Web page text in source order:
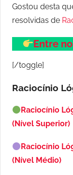
Gostou desta
resolvidas de
Entre
[/toggle]
Raciocínio
Raciocínio
(Nível Superior)
Raciocínio
(Nível Médio)